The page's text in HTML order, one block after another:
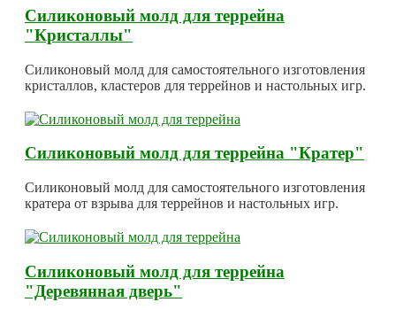
Силиконовый молд для террейна
"Кристаллы"
Силиконовый молд для самостоятельного изготовления
кристаллов, кластеров для террейнов и настольных игр.
Силиконовый молд для террейна "Кратер"
Силиконовый молд для самостоятельного изготовления
кратера от взрыва для террейнов и настольных игр.
Силиконовый молд для террейна
"Деревянная дверь"